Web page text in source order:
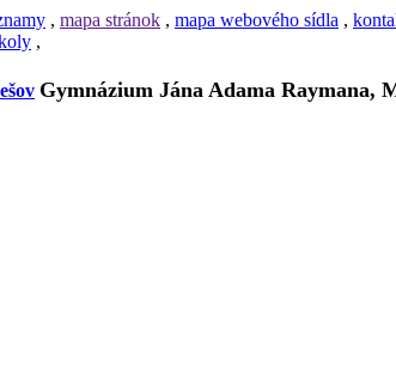
, mapa stránok , mapa webového sídla ,
,
Gymnázium Jána Adama Raymana,